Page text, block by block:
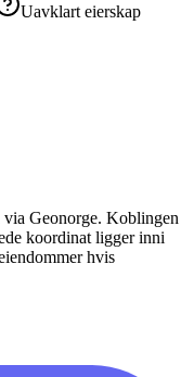
Uavklart eierskap
Geonorge. Koblingen
koordinat ligger inni
hvis